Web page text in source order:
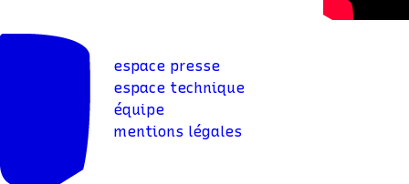
espace presse
espace technique
équipe
mentions légales